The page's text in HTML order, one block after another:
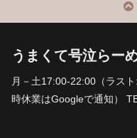
うまくて号泣らー
月－土17:00-22:00（ラス
時休業はGoogleで通知）